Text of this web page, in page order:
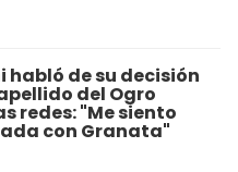
habló de su decisión
del Ogro
redes: "Me siento
con Granata"